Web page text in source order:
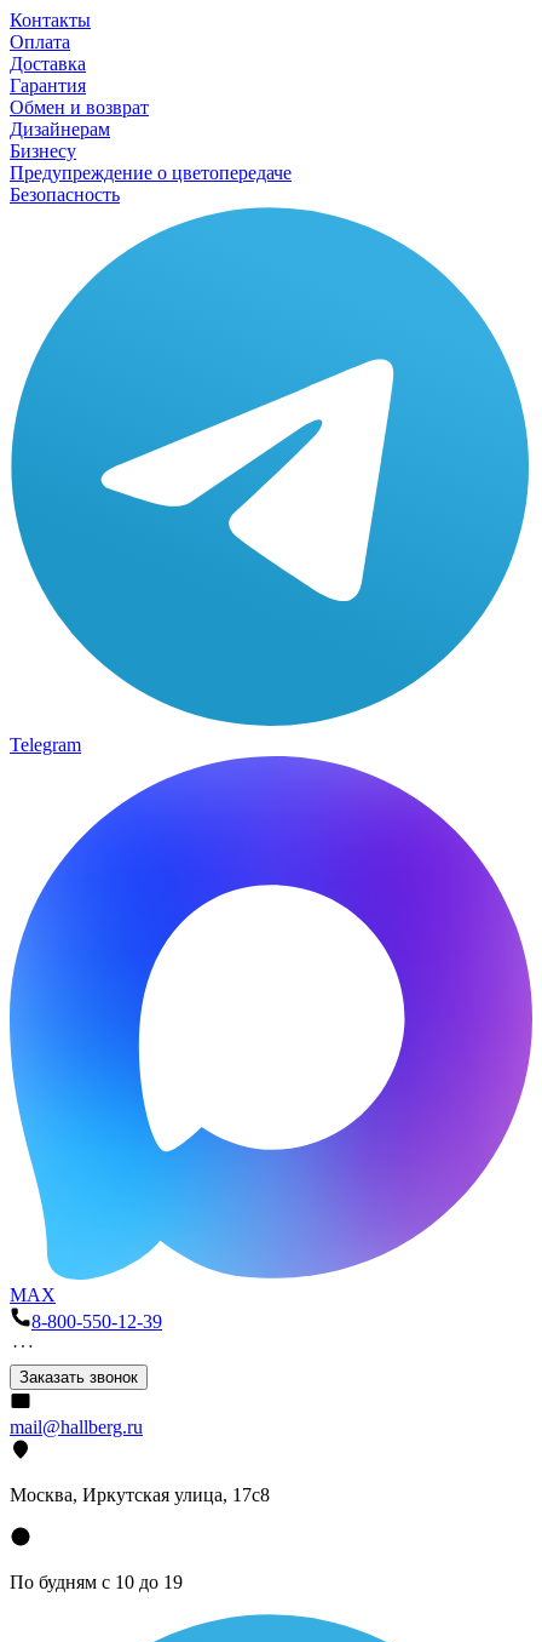
Контакты
Оплата
Доставка
Гарантия
Обмен и возврат
Дизайнерам
Бизнесу
Предупреждение о цветопередаче
Безопасность
Telegram
MAX
8-800-550-12-39
Заказать звонок
mail@hallberg.ru
Москва, Иркутская улица, 17с8
По будням с 10 до 19